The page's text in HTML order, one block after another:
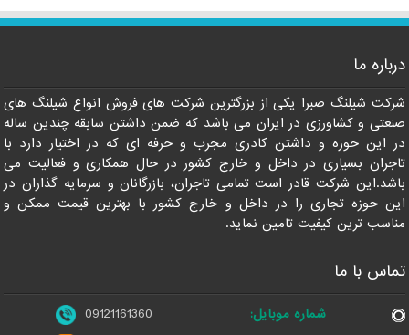
درباره ما
شرکت شیلنگ صبرا یکی از بزرگترین شرکت های فروش انواع شیلنگ های
صنعتی و کشاورزی در ایران می باشد که ضمن داشتن سابقه چندین ساله
در این حوزه و داشتن کادری مجرب و حرفه ای که در اختیار دارد با
تاجران بسیاری در داخل و خارج کشور در حال همکاری و فعالیت می
باشد.این شرکت قادر است تمامی تاجران، بازرگانان و سرمایه گذاران در
این حوزه تجاری را در داخل و خارج کشور با بهترین قیمت ممکن و
مناسب ترین کیفیت تامین نماید.
تماس با ما
شماره موبایل:
09121161360